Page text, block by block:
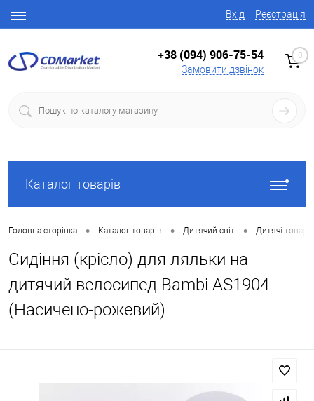
Вхід Реєстрація
+38 (094) 906-75-54
Замовити дзвінок
0
Каталог товарів
Головна сторінка • Каталог товарів • Дитячий світ • Дитячі
Сидіння (крісло) для ляльки на
дитячий велосипед Bambi AS1904
(Насичено-рожевий)